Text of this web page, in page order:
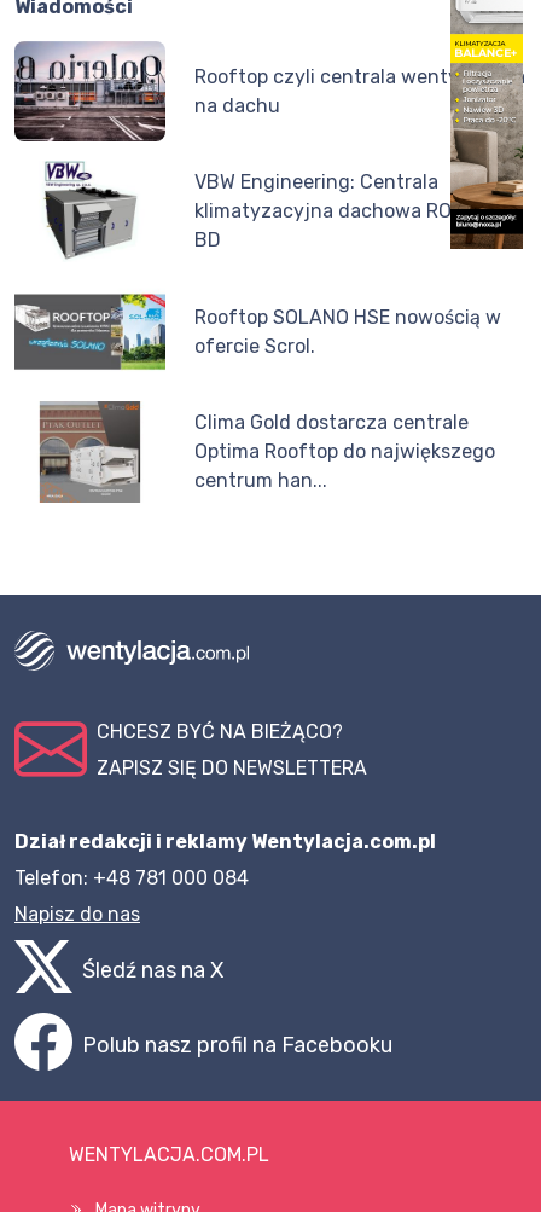
Wiadomości
Rooftop czyli centrala wentylacyjna
na dachu
VBW Engineering: Centrala
klimatyzacyjna dachowa ROOFTOP-
BD
Rooftop SOLANO HSE nowością w
ofercie Scrol.
Clima Gold dostarcza centrale
Optima Rooftop do największego
centrum han...
CHCESZ BYĆ NA BIEŻĄCO?
ZAPISZ SIĘ DO NEWSLETTERA
Dział redakcji i reklamy Wentylacja.com.pl
Telefon: +48 781 000 084
Napisz do nas
Śledź nas na X
Polub nasz profil na Facebooku
WENTYLACJA.COM.PL